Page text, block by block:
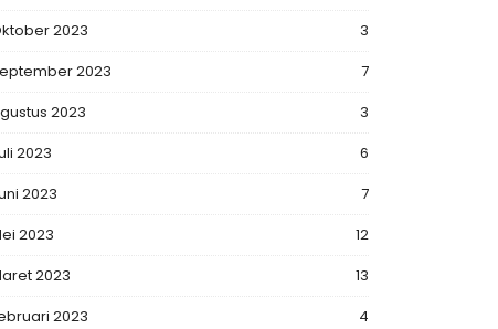
2023
3
2023
7
2023
3
2023
6
2023
7
2023
12
2023
13
2023
4